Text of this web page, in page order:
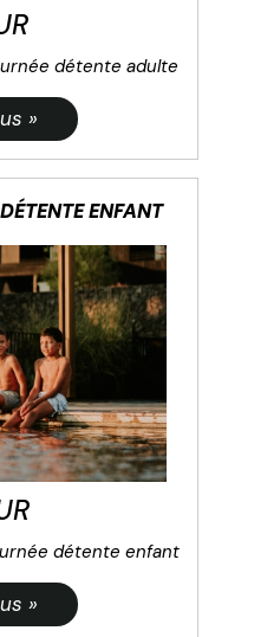
détente adulte
ENFANT
détente enfant